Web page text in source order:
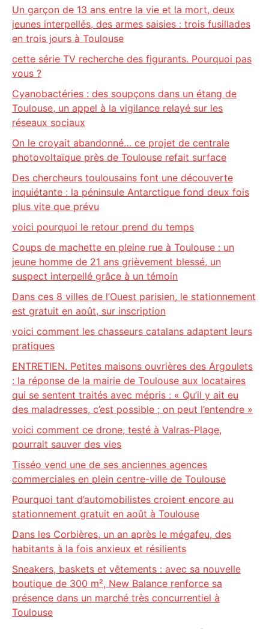
Un garçon de 13 ans entre la vie et la mort, deux
jeunes interpellés, des armes saisies : trois fusillades
en trois jours à Toulouse
cette série TV recherche des figurants. Pourquoi pas
vous ?
Cyanobactéries : des soupçons dans un étang de
Toulouse, un appel à la vigilance relayé sur les
réseaux sociaux
On le croyait abandonné… ce projet de centrale
photovoltaïque près de Toulouse refait surface
Des chercheurs toulousains font une découverte
inquiétante : la péninsule Antarctique fond deux fois
plus vite que prévu
voici pourquoi le retour prend du temps
Coups de machette en pleine rue à Toulouse : un
jeune homme de 21 ans grièvement blessé, un
suspect interpellé grâce à un témoin
Dans ces 8 villes de l’Ouest parisien, le stationnement
est gratuit en août, sur inscription
voici comment les chasseurs catalans adaptent leurs
pratiques
ENTRETIEN. Petites maisons ouvrières des Argoulets
: la réponse de la mairie de Toulouse aux locataires
qui se sentent traités avec mépris : « Qu’il y ait eu
des maladresses, c’est possible ; on peut l’entendre »
voici comment ce drone, testé à Valras-Plage,
pourrait sauver des vies
Tisséo vend une de ses anciennes agences
commerciales en plein centre-ville de Toulouse
Pourquoi tant d’automobilistes croient encore au
stationnement gratuit en août à Toulouse
Dans les Corbières, un an après le mégafeu, des
habitants à la fois anxieux et résilients
Sneakers, baskets et vêtements : avec sa nouvelle
boutique de 300 m², New Balance renforce sa
présence dans un marché très concurrentiel à
Toulouse